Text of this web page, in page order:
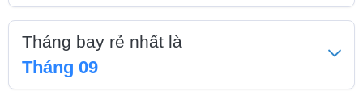
Tháng bay rẻ nhất là
Tháng 09